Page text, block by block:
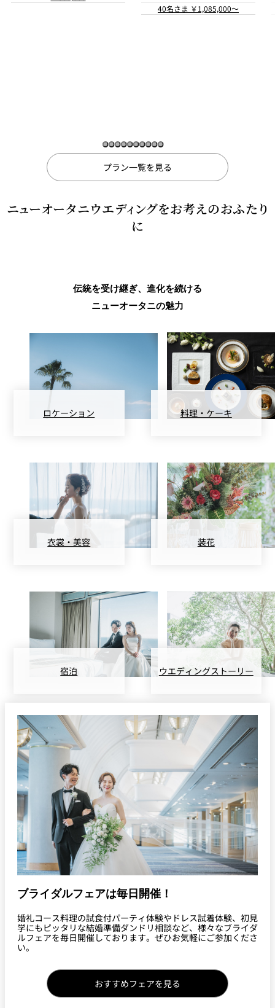
2名さま ￥280,000～
プラン一覧を見る
ニューオータニウエディングをお考えのおふたり
に
伝統を受け継ぎ、進化を続ける
ニューオータニの魅力
ロケーション 料理・ケーキ
衣裳・美容 装花
宿泊 ウエディングストーリー
ブライダルフェアは毎日開催！
婚礼コース料理の試食付パーティ体験やドレス試着体験、初見
学にもピッタリな結婚準備ダンドリ相談など、様々なブライダ
ルフェアを毎日開催しております。ぜひお気軽にご参加くださ
い。
おすすめフェアを見る